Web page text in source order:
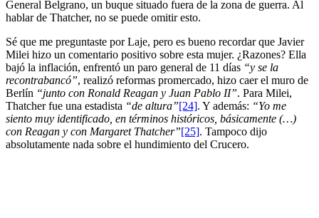
General Belgrano, un buque situado fuera de la zona de guerra. Al
hablar de Thatcher, no se puede omitir esto.
Sé que me preguntaste por Laje, pero es bueno recordar que Javier
Milei hizo un comentario positivo sobre esta mujer. ¿Razones? Ella
bajó la inflación, enfrentó un paro general de 11 días “y se la
recontrabancó”, realizó reformas promercado, hizo caer el muro de
Berlín “junto con Ronald Reagan y Juan Pablo II”. Para Milei,
Thatcher fue una estadista “de altura”[24]. Y además: “Yo me
siento muy identificado, en términos históricos, básicamente (…)
con Reagan y con Margaret Thatcher”[25]. Tampoco dijo
absolutamente nada sobre el hundimiento del Crucero.